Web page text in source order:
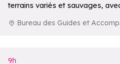
terrains variés et sauvages,
atteindre un sommet à plus de
Bureau des Guides et Accompagnateurs de La Rosière
9h